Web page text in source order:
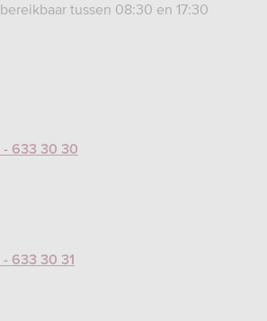
tussen 08:30 en 17:30
- 633 30 30
633 30 31